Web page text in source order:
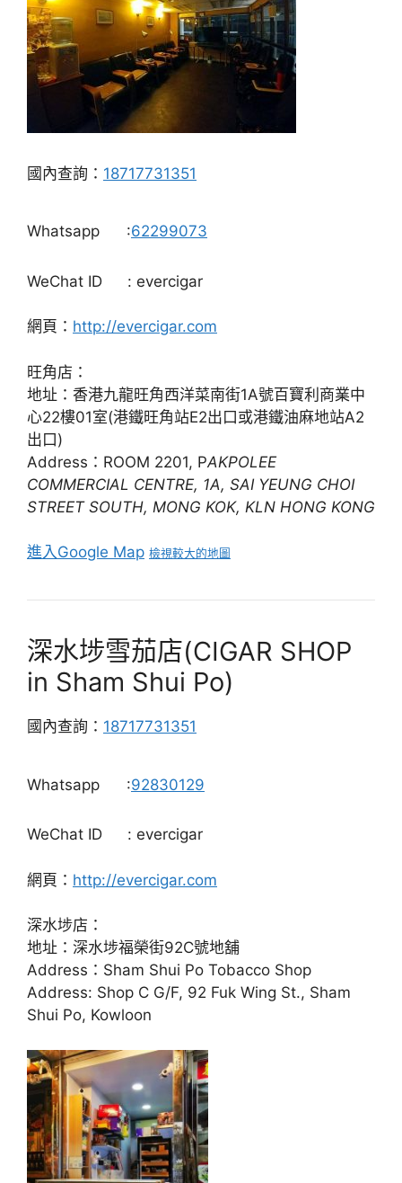
國內查詢： 18717731351
Whatsapp :62299073
WeChat ID : evercigar
網頁： http://evercigar.com
旺角店：
地址：香港九龍旺角西洋菜南街1A號百寶利商業中
心22樓01室(港鐵旺角站E2出口或港鐵油麻地站A2
出口)
Address：ROOM 2201, PAKPOLEE
COMMERCIAL CENTRE, 1A, SAI YEUNG CHOI
STREET SOUTH, MONG KOK, KLN HONG KONG
進入Google Map 檢視較大的地圖
深水埗雪茄店(CIGAR SHOP
in Sham Shui Po)
國內查詢： 18717731351
Whatsapp :92830129
WeChat ID : evercigar
網頁： http://evercigar.com
深水埗店：
地址：深水埗福榮街92C號地舖
Address：Sham Shui Po Tobacco Shop
Address: Shop C G/F, 92 Fuk Wing St., Sham
Shui Po, Kowloon